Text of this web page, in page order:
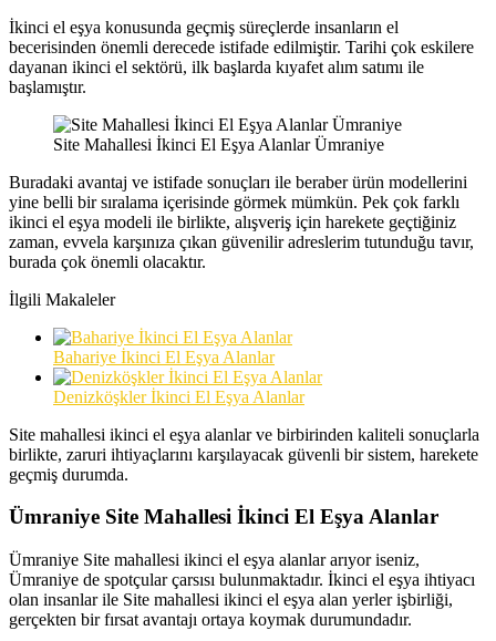
İkinci el eşya konusunda geçmiş süreçlerde insanların el
becerisinden önemli derecede istifade edilmiştir. Tarihi çok eskilere
dayanan ikinci el sektörü, ilk başlarda kıyafet alım satımı ile
başlamıştır.
Site Mahallesi İkinci El Eşya Alanlar Ümraniye
Buradaki avantaj ve istifade sonuçları ile beraber ürün modellerini
yine belli bir sıralama içerisinde görmek mümkün. Pek çok farklı
ikinci el eşya modeli ile birlikte, alışveriş için harekete geçtiğiniz
zaman, evvela karşınıza çıkan güvenilir adreslerim tutunduğu tavır,
burada çok önemli olacaktır.
İlgili Makaleler
Bahariye İkinci El Eşya Alanlar
Denizköşkler İkinci El Eşya Alanlar
Site mahallesi ikinci el eşya alanlar ve birbirinden kaliteli sonuçlarla
birlikte, zaruri ihtiyaçlarını karşılayacak güvenli bir sistem, harekete
geçmiş durumda.
Ümraniye Site Mahallesi İkinci El Eşya Alanlar
Ümraniye Site mahallesi ikinci el eşya alanlar arıyor iseniz,
Ümraniye de spotçular çarsısı bulunmaktadır. İkinci el eşya ihtiyacı
olan insanlar ile Site mahallesi ikinci el eşya alan yerler işbirliği,
gerçekten bir fırsat avantajı ortaya koymak durumundadır.